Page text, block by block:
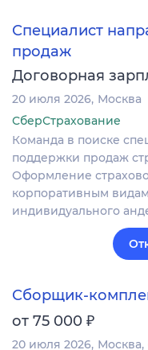
Специалист
продаж
Договорная
20 июля 2026 Москва
СберСтрахование
Команда в поиске
поддержки продаж
Оформление
корпоративным
индивидуального
Сборщик-
от 75 000 ₽
20 июля 2026 Москва